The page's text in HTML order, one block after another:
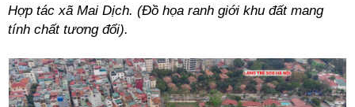
Hợp tác xã Mai Dịch. (Đồ họa ranh giới khu đất mang
tính chất tương đối).